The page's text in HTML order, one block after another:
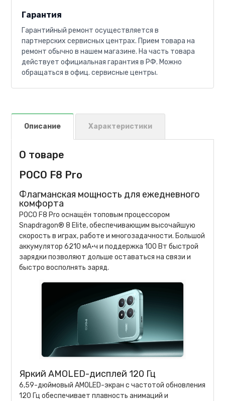
Гарантия
Гарантийный ремонт осуществляется в
партнерских сервисных центрах. Прием товара на
ремонт обычно в нашем магазине. На часть товара
действует официальная гарантия в РФ. Можно
обращаться в офиц. сервисные центры.
Описание Характеристики
О товаре
POCO F8 Pro
Флагманская мощность для ежедневного
комфорта
POCO F8 Pro оснащён топовым процессором
Snapdragon® 8 Elite, обеспечивающим высочайшую
скорость в играх, работе и многозадачности. Большой
аккумулятор 6210 мА·ч и поддержка 100 Вт быстрой
зарядки позволяют дольше оставаться на связи и
быстро восполнять заряд.
Яркий AMOLED-дисплей 120 Гц
6,59-дюймовый AMOLED-экран с частотой обновления
120 Гц обеспечивает плавность анимаций и